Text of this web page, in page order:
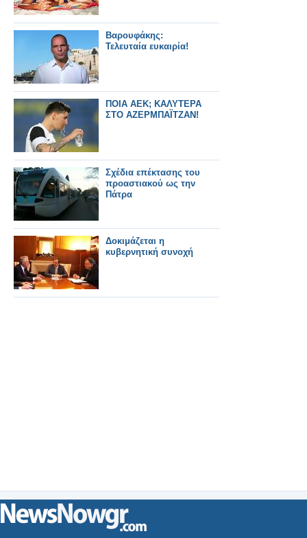
Βαρουφάκης:
Τελευταία ευκαιρία!
ΠΟΙΑ ΑΕΚ; ΚΑΛΥΤΕΡΑ
ΣΤΟ ΑΖΕΡΜΠΑΪΤΖΑΝ!
Σχέδια επέκτασης του
προαστιακού ως την
Πάτρα
Δοκιμάζεται η
κυβερνητική συνοχή